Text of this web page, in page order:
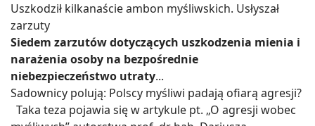
Uszkodził kilkanaście ambon myśliwskich. Usłyszał
zarzuty
Siedem zarzutów dotyczących uszkodzenia mienia i
narażenia osoby na bezpośrednie
niebezpieczeństwo utraty...
Sadownicy polują: Polscy myśliwi padają ofiarą agresji?
Taka teza pojawia się w artykule pt. „O agresji wobec